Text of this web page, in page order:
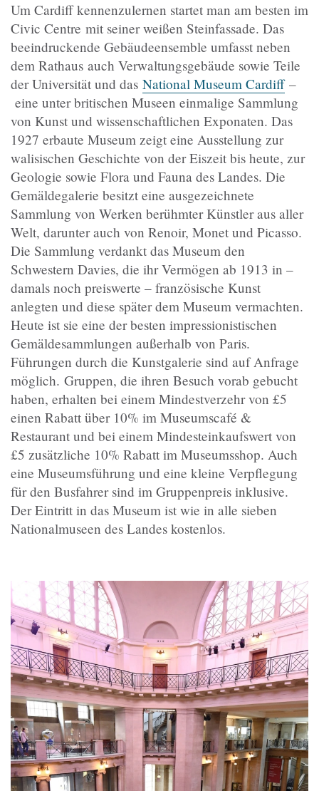
Um Cardiff kennenzulernen startet man am besten im
Civic Centre mit seiner weißen Steinfassade. Das
beeindruckende Gebäudeensemble umfasst neben
dem Rathaus auch Verwaltungsgebäude sowie Teile
der Universität und das National Museum Cardiff–
eine unter britischen Museen einmalige Sammlung
von Kunst und wissenschaftlichen Exponaten. Das
1927 erbaute Museum zeigt eine Ausstellung zur
walisischen Geschichte von der Eiszeit bis heute, zur
Geologie sowie Flora und Fauna des Landes. Die
Gemäldegalerie besitzt eine ausgezeichnete
Sammlung von Werken berühmter Künstler aus aller
Welt, darunter auch von Renoir, Monet und Picasso.
Die Sammlung verdankt das Museum den
Schwestern Davies, die ihr Vermögen ab 1913 in –
damals noch preiswerte – französische Kunst
anlegten und diese später dem Museum vermachten.
Heute ist sie eine der besten impressionistischen
Gemäldesammlungen außerhalb von Paris.
Führungen durch die Kunstgalerie sind auf Anfrage
möglich. Gruppen, die ihren Besuch vorab gebucht
haben, erhalten bei einem Mindestverzehr von £5
einen Rabatt über 10% im Museumscafé &
Restaurant und bei einem Mindesteinkaufswert von
£5 zusätzliche 10% Rabatt im Museumsshop. Auch
eine Museumsführung und eine kleine Verpflegung
für den Busfahrer sind im Gruppenpreis inklusive.
Der Eintritt in das Museum ist wie in alle sieben
Nationalmuseen des Landes kostenlos.